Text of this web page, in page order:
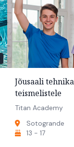
Jõusaali
teismelistele
Titan Academy
Sotogrande
13 - 17